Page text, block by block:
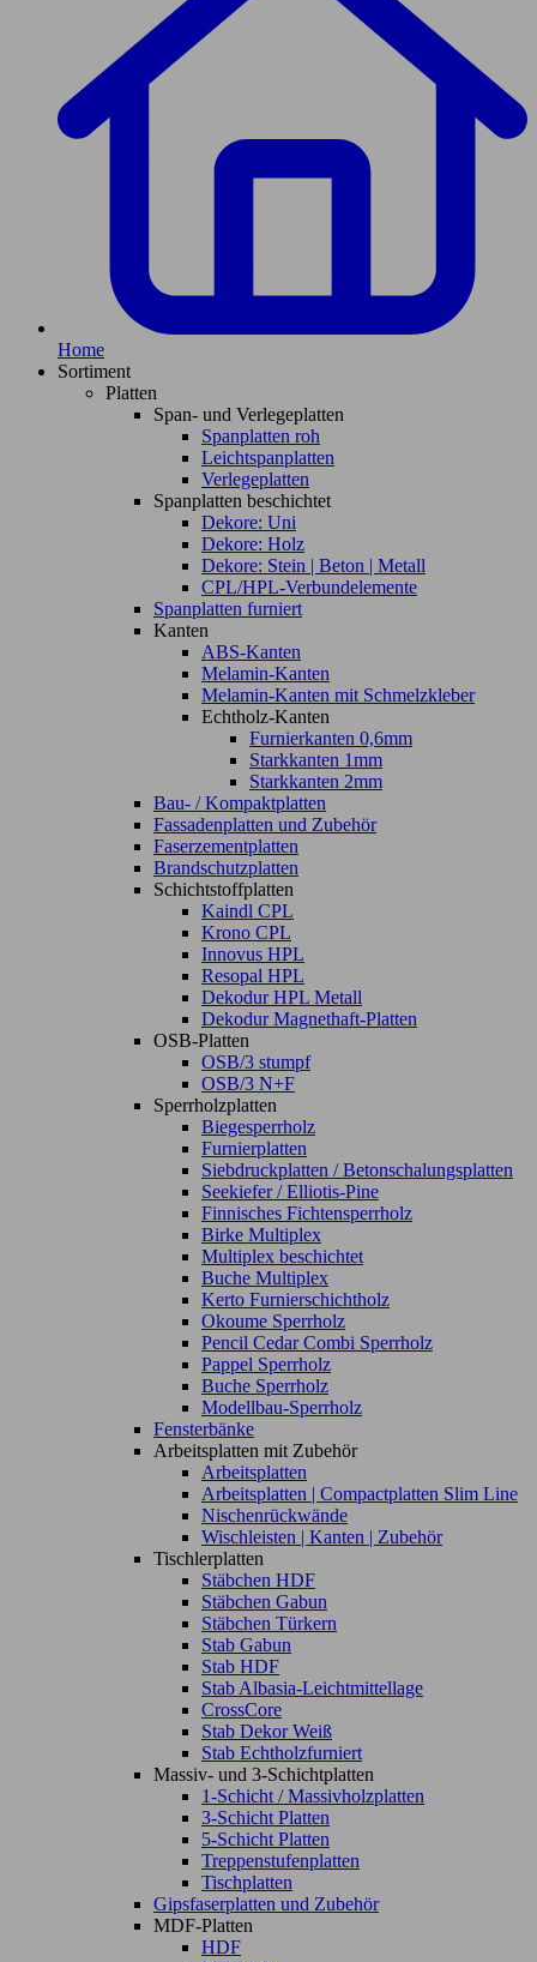
Home
Sortiment
Platten
Span- und Verlegeplatten
Spanplatten roh
Leichtspanplatten
Verlegeplatten
Spanplatten beschichtet
Dekore: Uni
Dekore: Holz
Dekore: Stein | Beton | Metall
CPL/HPL-Verbundelemente
Spanplatten furniert
Kanten
ABS-Kanten
Melamin-Kanten
Melamin-Kanten mit Schmelzkleber
Echtholz-Kanten
Furnierkanten 0,6mm
Starkkanten 1mm
Starkkanten 2mm
Bau- / Kompaktplatten
Fassadenplatten und Zubehör
Faserzementplatten
Brandschutzplatten
Schichtstoffplatten
Kaindl CPL
Krono CPL
Innovus HPL
Resopal HPL
Dekodur HPL Metall
Dekodur Magnethaft-Platten
OSB-Platten
OSB/3 stumpf
OSB/3 N+F
Sperrholzplatten
Biegesperrholz
Furnierplatten
Siebdruckplatten / Betonschalungsplatten
Seekiefer / Elliotis-Pine
Finnisches Fichtensperrholz
Birke Multiplex
Multiplex beschichtet
Buche Multiplex
Kerto Furnierschichtholz
Okoume Sperrholz
Pencil Cedar Combi Sperrholz
Pappel Sperrholz
Buche Sperrholz
Modellbau-Sperrholz
Fensterbänke
Arbeitsplatten mit Zubehör
Arbeitsplatten
Arbeitsplatten | Compactplatten Slim Line
Nischenrückwände
Wischleisten | Kanten | Zubehör
Tischlerplatten
Stäbchen HDF
Stäbchen Gabun
Stäbchen Türkern
Stab Gabun
Stab HDF
Stab Albasia-Leichtmittellage
CrossCore
Stab Dekor Weiß
Stab Echtholzfurniert
Massiv- und 3-Schichtplatten
1-Schicht / Massivholzplatten
3-Schicht Platten
5-Schicht Platten
Treppenstufenplatten
Tischplatten
Gipsfaserplatten und Zubehör
MDF-Platten
HDF